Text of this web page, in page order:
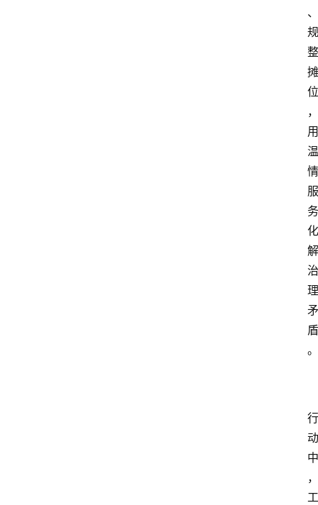
、
规
整
摊
位
，
用
温
情
服
务
化
解
治
理
矛
盾
。
行
动
中
，
工